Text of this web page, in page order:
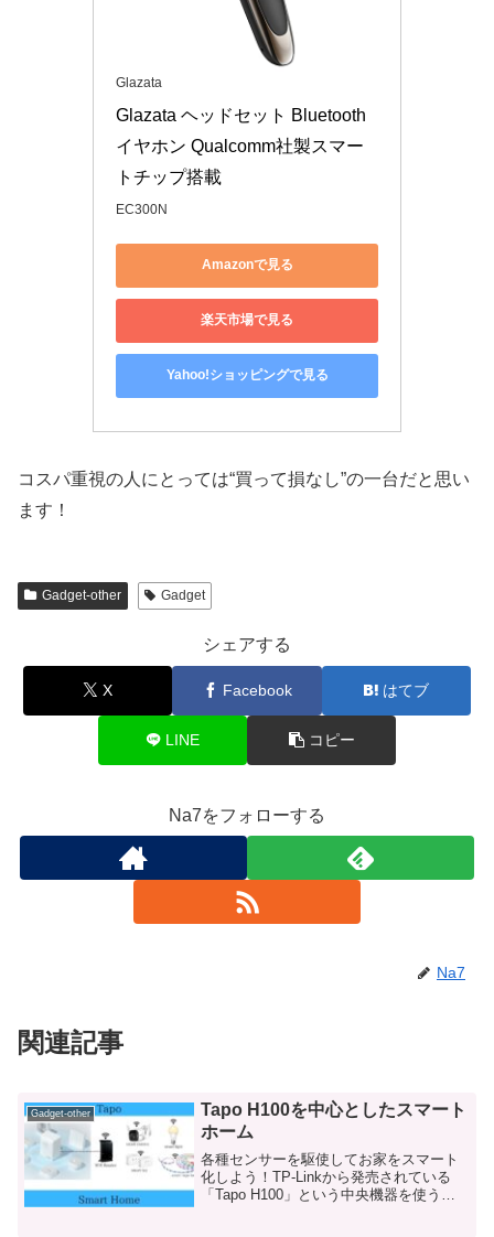
Glazata
Glazata ヘッドセット Bluetooth
イヤホン Qualcomm社製スマー
トチップ搭載
EC300N
Amazonで見る
楽天市場で見る
Yahoo!ショッピングで見る
コスパ重視の人にとっては“買って損なし”の一台だと思い
ます！
Gadget-other Gadget
シェアする
X Facebook はてブ
LINE コピー
Na7をフォローする
Na7
関連記事
Gadget-other
Tapo H100を中心としたスマート
ホーム
各種センサーを駆使してお家をスマート
化しよう！TP-Linkから発売されている
「Tapo H100」という中央機器を使うこ